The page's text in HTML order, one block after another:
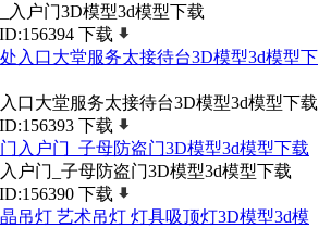
入户门3D模型3d模型下载
ID:156394 下载
口大堂服务太接待台3D模型3d模型下载
ID:156393 下载
户门_子母防盗门3D模型3d模型下载
ID:156390 下载